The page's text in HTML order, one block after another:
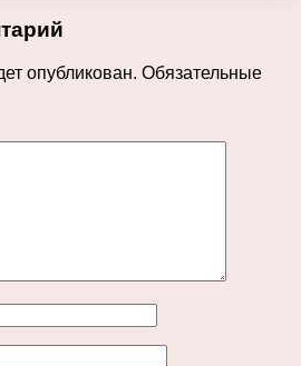
опубликован. Обязательные